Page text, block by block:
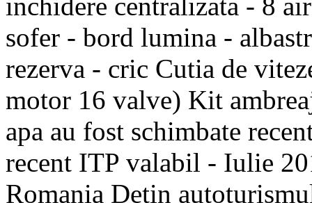
inchidere centralizata - 8
sofer - bord lumina -
rezerva - cric Cutia de
motor 16 valve) Kit
apa au fost schimbate
recent ITP valabil - Iulie
Romania Detin